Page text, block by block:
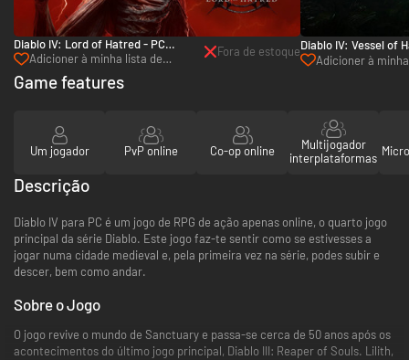
Diablo IV: Lord of Hatred - PC
(Battle.net)
Adicioner à minha lista de
desejos
Fora de estoqueDiablo IV: Vessel of
- PC (Battle.net)
Adicioner à
Game features
Um jogador PvP online Co-op online
Multijogador
interplataformas
Descrição
Diablo IV para PC é um jogo de RPG de ação apenas online, o quarto jogo
principal da série Diablo. Este jogo faz-te sentir como se estivesses a
jogar numa cidade medieval e, pela primeira vez na série, podes subir e
descer, bem como andar.
Sobre o Jogo
O jogo revive o mundo de Sanctuary e passa-se cerca de 50 anos após os
acontecimentos do último jogo principal, Diablo III: Reaper of Souls. Lilith,